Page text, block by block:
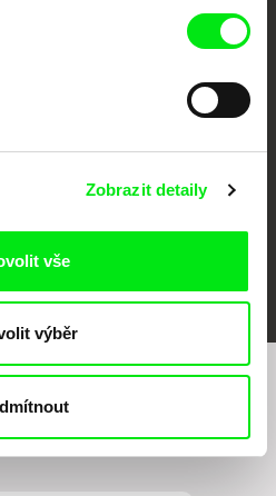
Zobrazit detaily
vše
výběr
DOK Leipzig
Ji.hlava
informováni o našem